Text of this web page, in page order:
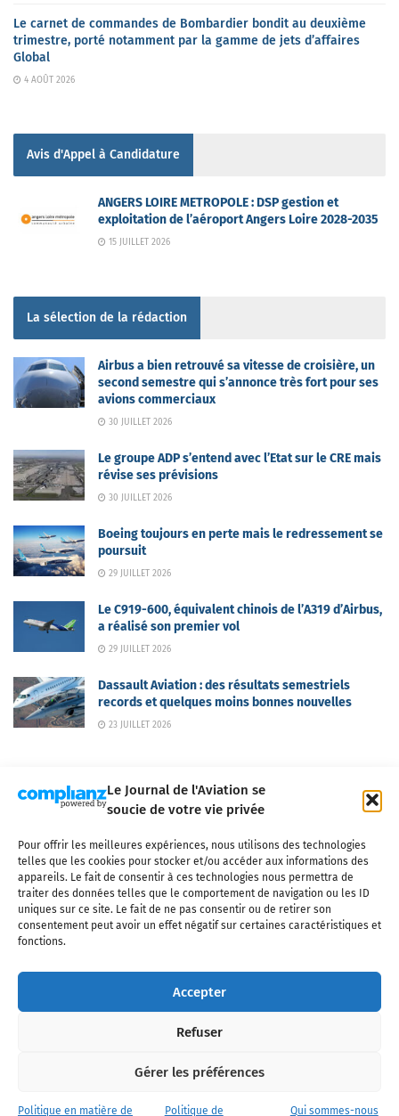
Le Journal de l'Aviation se
soucie de votre vie privée
Pour offrir les meilleures expériences, nous utilisons des technologies
telles que les cookies pour stocker et/ou accéder aux informations des
appareils. Le fait de consentir à ces technologies nous permettra de
traiter des données telles que le comportement de navigation ou les ID
uniques sur ce site. Le fait de ne pas consentir ou de retirer son
consentement peut avoir un effet négatif sur certaines caractéristiques et
fonctions.
Accepter
Refuser
Gérer les préférences
Politique en matière de Politique de Qui sommes-nous
Le carnet de commandes de Bombardier bondit au deuxième
trimestre, porté notamment par la gamme de jets d’affaires
Global
4 AOÛT 2026
Avis d'Appel à Candidature
ANGERS LOIRE METROPOLE : DSP gestion et
exploitation de l’aéroport Angers Loire 2028-2035
15 JUILLET 2026
La sélection de la rédaction
Airbus a bien retrouvé sa vitesse de croisière, un
second semestre qui s’annonce très fort pour ses
avions commerciaux
30 JUILLET 2026
Le groupe ADP s’entend avec l’Etat sur le CRE mais
révise ses prévisions
30 JUILLET 2026
Boeing toujours en perte mais le redressement se
poursuit
29 JUILLET 2026
Le C919-600, équivalent chinois de l’A319 d’Airbus,
a réalisé son premier vol
29 JUILLET 2026
Dassault Aviation : des résultats semestriels
records et quelques moins bonnes nouvelles
23 JUILLET 2026
Qui sommes-nous ? Nous contacter
Partenaires
Mentions légales
CGV Politique de confidentialité Cookies
l'industrie aéronautique, l'aviation commerciale, l'aviation d'affaires, les
services MRO et après-vente, le financement et la location d'aéronefs
civils, l'aéronautique de défense et l'industrie spatiale. Toute reproduction,
interdite sans autorisation écrite spécifique du Journal de l’Aviation.